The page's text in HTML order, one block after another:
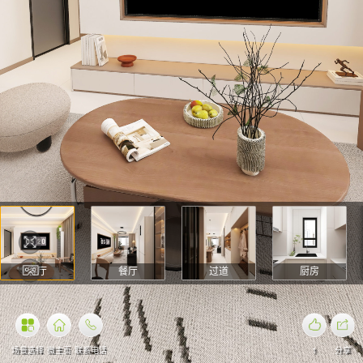
1 分享
场景选择 微主页 联系电话
客厅 餐厅 过道 厨房